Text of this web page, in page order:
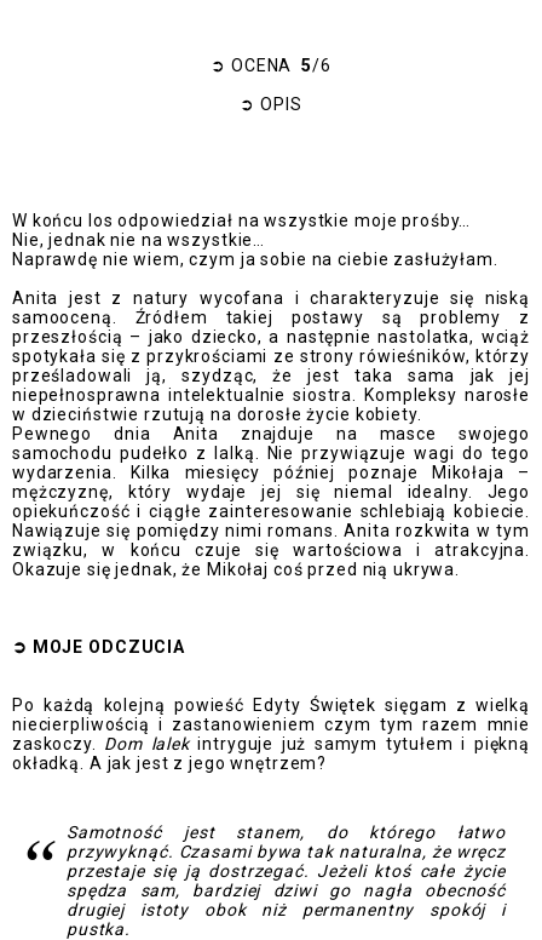
➲ OCENA 5/6
➲ OPIS
W końcu los odpowiedział na wszystkie moje prośby…
Nie, jednak nie na wszystkie…
Naprawdę nie wiem, czym ja sobie na ciebie zasłużyłam.
Anita jest z natury wycofana i charakteryzuje się niską
samooceną. Źródłem takiej postawy są problemy z
przeszłością – jako dziecko, a następnie nastolatka, wciąż
spotykała się z przykrościami ze strony rówieśników, którzy
prześladowali ją, szydząc, że jest taka sama jak jej
niepełnosprawna intelektualnie siostra. Kompleksy narosłe
w dzieciństwie rzutują na dorosłe życie kobiety.
Pewnego dnia Anita znajduje na masce swojego
samochodu pudełko z lalką. Nie przywiązuje wagi do tego
wydarzenia. Kilka miesięcy później poznaje Mikołaja –
mężczyznę, który wydaje jej się niemal idealny. Jego
opiekuńczość i ciągłe zainteresowanie schlebiają kobiecie.
Nawiązuje się pomiędzy nimi romans. Anita rozkwita w tym
związku, w końcu czuje się wartościowa i atrakcyjna.
Okazuje się jednak, że Mikołaj coś przed nią ukrywa.
➲ MOJE ODCZUCIA
Po każdą kolejną powieść Edyty Świętek sięgam z wielką
niecierpliwością i zastanowieniem czym tym razem mnie
zaskoczy. Dom lalekintryguje już samym tytułem i piękną
okładką. A jak jest z jego wnętrzem?
Samotność jest stanem, do którego łatwo
przywyknąć. Czasami bywa tak naturalna, że wręcz
przestaje się ją dostrzegać. Jeżeli ktoś całe życie
spędza sam, bardziej dziwi go nagła obecność
drugiej istoty obok niż permanentny spokój i
pustka.